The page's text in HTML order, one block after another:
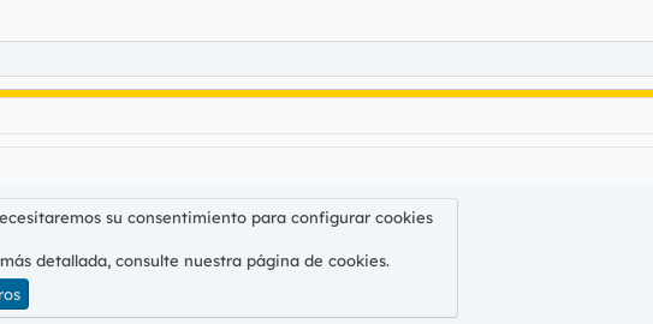
su consentimiento para configurar cookies
detallada, consulte nuestra página de cookies.